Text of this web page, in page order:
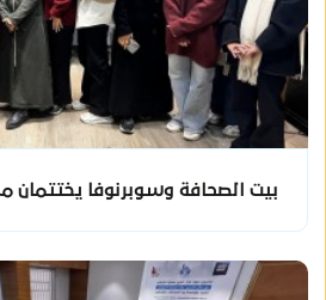
بيت الصحافة وسوبرنوفا